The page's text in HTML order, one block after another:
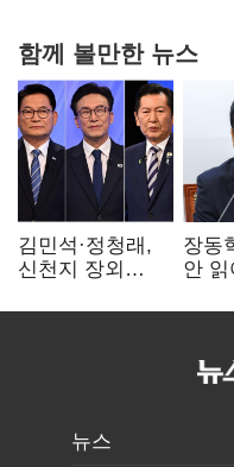
함께 볼만한 뉴스
김민석·정청래,
신천지 장외
"호남 계몽 규탄"
장동
안 읽
속도
뉴스